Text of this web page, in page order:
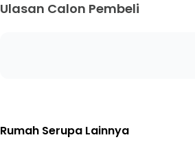
Ulasan Calon Pembeli
Rumah Serupa Lainnya